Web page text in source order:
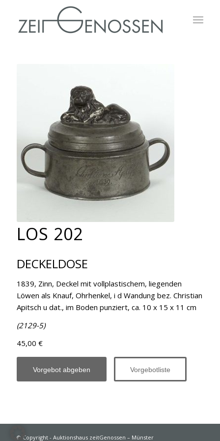
LOS 202
DECKELDOSE
1839, Zinn, Deckel mit vollplastischem, liegenden
Löwen als Knauf, Ohrhenkel, i d Wandung bez. Christian
Apitsch u dat., im Boden punziert, ca. 10 x 15 x 11 cm
(2129-5)
45,00 €
Vorgebot abgeben Vorgebotliste
© Copyright - Auktionshaus zeitGenossen – Münster